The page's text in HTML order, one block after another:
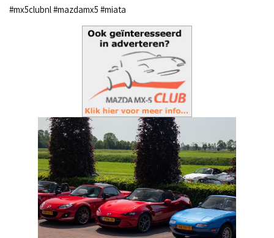
#mx5clubnl #mazdamx5 #miata